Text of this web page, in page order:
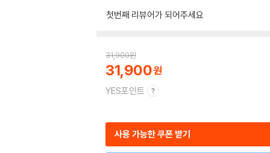
첫번째 리뷰어가 되어주세요
31,900원
31,900
YES포인트
사용 가능한 쿠폰 받기